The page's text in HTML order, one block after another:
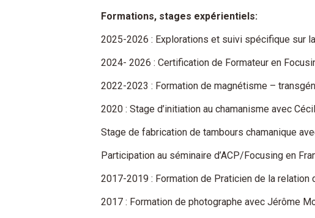
Formations, stages expérientiels:
2025-2026 : Explorations et suivi spécifique sur
2024- 2026 : Certification de Formateur en
2022-2023 : Formation de magnétisme –
2020 : Stage d’initiation au chamanisme avec
Stage de fabrication de tambours chamanique
Participation au séminaire d’ACP/Focusing en
2017-2019 : Formation de Praticien de la relation
2017 : Formation de photographe avec Jérôme